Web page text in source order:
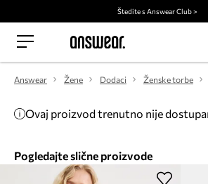
Štedite s Answear Club >
Answear Žene Dodaci Ženske torbe
Ovaj proizvod trenutno nije
Pogledajte slične proizvode